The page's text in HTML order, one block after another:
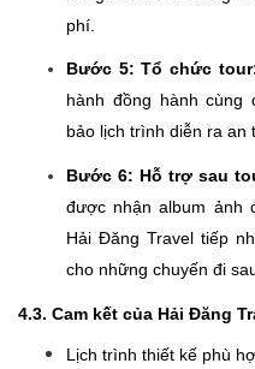
phí.
Bước 5: Tổ chức
hành đồng hành cùng
bảo lịch trình diễn ra an
Bước 6: Hỗ trợ sau
được nhận album ảnh
Hải Đăng Travel tiếp
cho những chuyến đi
4.3. Cam kết của Hải Đăng
Lịch trình thiết kế phù